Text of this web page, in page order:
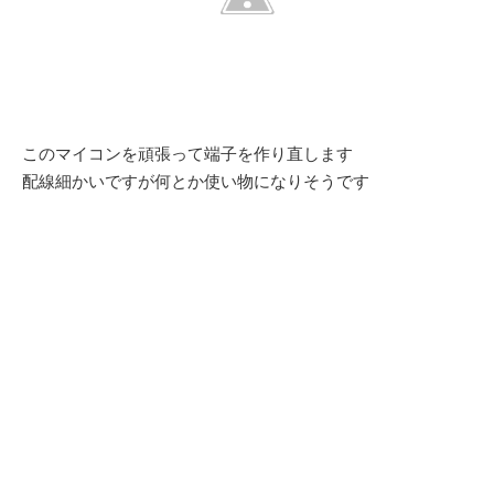
このマイコンを頑張って端子を作り直します
配線細かいですが何とか使い物になりそうです